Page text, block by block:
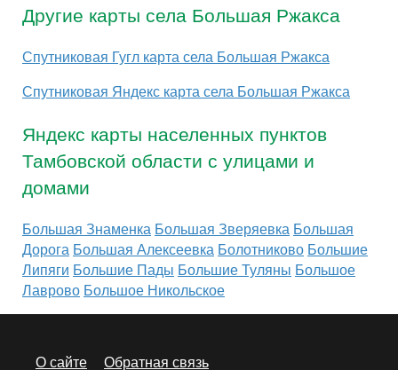
Другие карты села Большая Ржакса
Спутниковая Гугл карта села Большая Ржакса
Спутниковая Яндекс карта села Большая Ржакса
Яндекс карты населенных пунктов
Тамбовской области с улицами и
домами
Большая Знаменка Большая Зверяевка Большая
Дорога Большая Алексеевка Болотниково Большие
Липяги Большие Пады Большие Туляны Большое
Лаврово Большое Никольское
О сайте Обратная связь